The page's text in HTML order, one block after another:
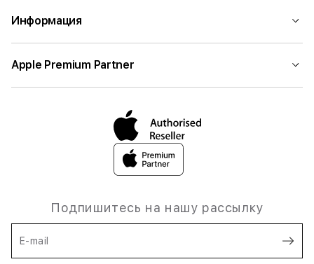
Информация
Apple Premium Partner
Подпишитесь на нашу рассылку
E-mail